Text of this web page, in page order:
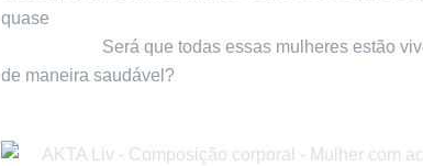
quase
Será que todas essas mulheres estão
de maneira saudável?